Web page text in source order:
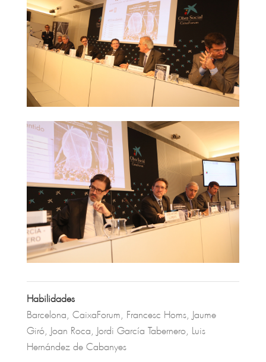
Habilidades
Barcelona, CaixaForum, Francesc Homs, Jaume
Giró, Joan Roca, Jordi García Tabernero, Luis
Hernández de Cabanyes